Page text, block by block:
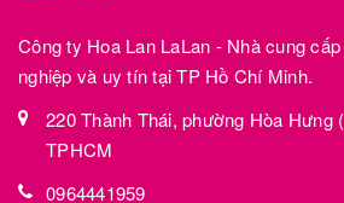
Công ty Hoa Lan LaLan - Nhà cung
nghiệp và uy tín tại TP Hồ Chí Minh.
220 Thành Thái, phường Hòa Hưng
TPHCM
0964441959